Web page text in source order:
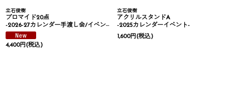
立石俊樹
ブロマイド20点
-2026-27カレンダー手渡し会/イベント-
4,400円(税込)
立石俊樹
アクリルスタンドA
-2025カレンダーイベント-
1,600円(税込)